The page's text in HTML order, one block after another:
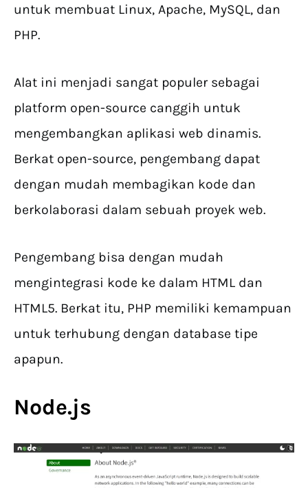
untuk membuat Linux, Apache, MySQL, dan
PHP.
Alat ini menjadi sangat populer sebagai
platform open-source canggih untuk
mengembangkan aplikasi web dinamis.
Berkat open-source, pengembang dapat
dengan mudah membagikan kode dan
berkolaborasi dalam sebuah proyek web.
Pengembang bisa dengan mudah
mengintegrasi kode ke dalam HTML dan
HTML5. Berkat itu, PHP memiliki kemampuan
untuk terhubung dengan database tipe
apapun.
Node.js